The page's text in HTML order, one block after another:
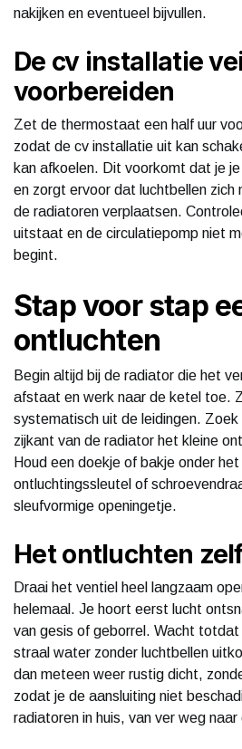
nakijken en eventueel bijvullen.
De cv installatie
voorbereiden
Zet de thermostaat een half uur
zodat de cv installatie uit kan
kan afkoelen. Dit voorkomt dat je
en zorgt ervoor dat luchtbellen zich
de radiatoren verplaatsen.
uitstaat en de circulatiepomp niet
begint.
Stap voor stap
ontluchten
Begin altijd bij de radiator die het
afstaat en werk naar de ketel toe.
systematisch uit de leidingen.
zijkant van de radiator het kleine
Houd een doekje of bakje onder
ontluchtingssleutel of
sleufvormige openingetje.
Het ontluchten
Draai het ventiel heel langzaam
helemaal. Je hoort eerst lucht
van gesis of geborrel. Wacht
straal water zonder luchtbellen
dan meteen weer rustig dicht,
zodat je de aansluiting niet
radiatoren in huis, van ver weg